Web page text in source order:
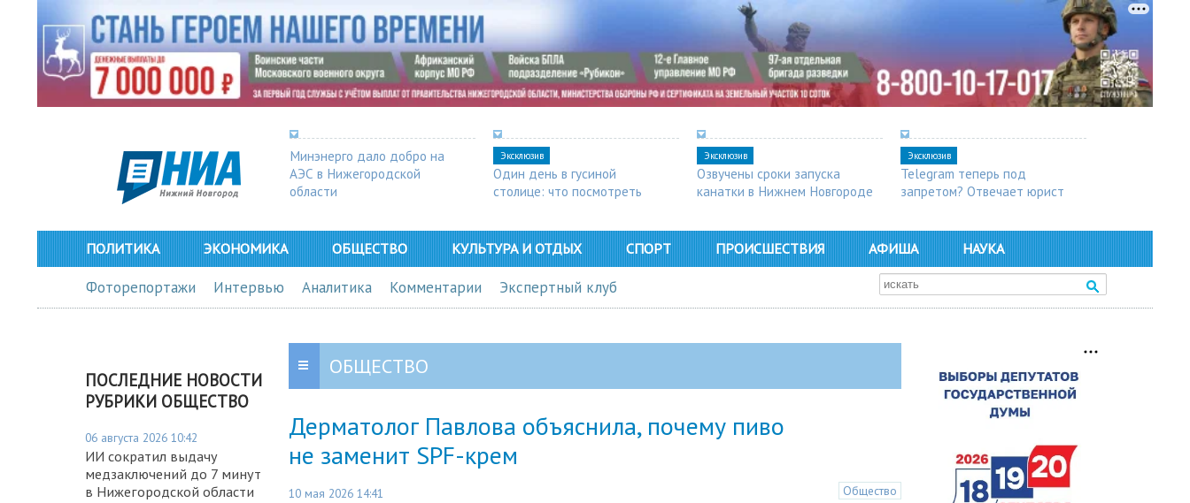
Минэнерго дало добро на
АЭС в Нижегородской
области
Эксклюзив
Один день в гусиной
столице: что посмотреть
Эксклюзив
Озвучены сроки запуска
канатки в Нижнем Новгороде
Эксклюзив
Telegram теперь под
запретом? Отвечает юрист
ПОЛИТИКА ЭКОНОМИКА ОБЩЕСТВО КУЛЬТУРА И ОТДЫХ СПОРТ ПРОИСШЕСТВИЯ АФИША НАУКА
Фоторепортажи Интервью Аналитика Комментарии Экспертный клуб
ПОСЛЕДНИЕ НОВОСТИ
РУБРИКИ ОБЩЕСТВО
06 августа 2026 10:42
ИИ сократил выдачу
медзаключений до 7 минут
в Нижегородской области
ОБЩЕСТВО
Дерматолог Павлова объяснила, почему пиво
не заменит SPF-крем
10 мая 2026 14:41 Общество